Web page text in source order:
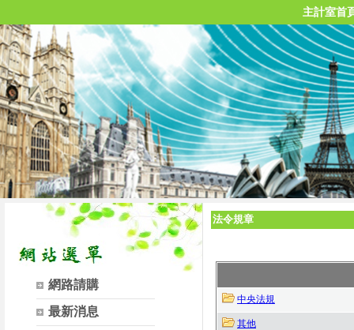
主計室首
網路請購
最新消息
法令規章
中央法規
其他